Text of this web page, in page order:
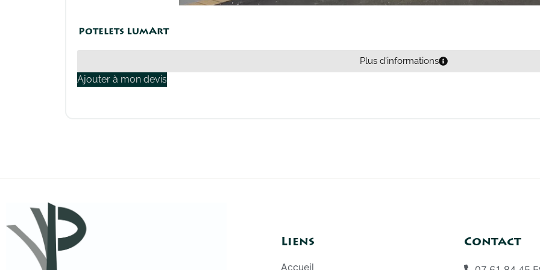
Potelets LumArt
Plus d'informations
Ajouter à mon devis
Liens
Accueil
Contact